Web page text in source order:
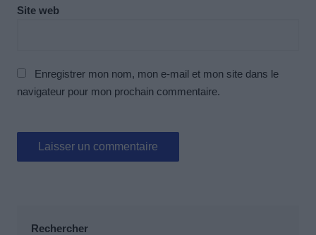
Site web
Enregistrer mon nom, mon e-mail et mon site dans le
navigateur pour mon prochain commentaire.
Rechercher